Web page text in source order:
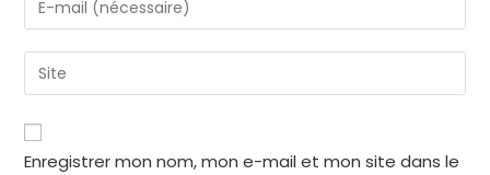
Enregistrer mon nom, mon e-mail et mon site dans le